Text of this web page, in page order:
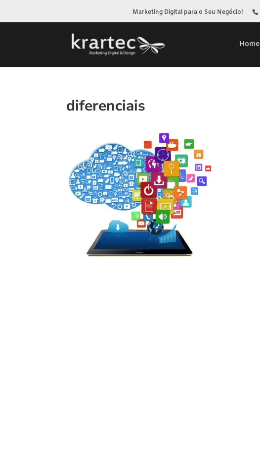
Marketing Digital para o Seu Negócio!
Home
diferenciais